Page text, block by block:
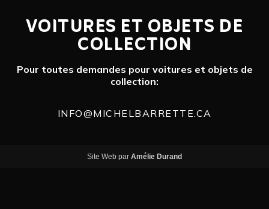
VOITURES ET OBJETS DE
COLLECTION
Pour toutes demandes pour voitures et objets de
collection:
INFO@MICHELBARRETTE.CA
Site Web par Amélie Durand